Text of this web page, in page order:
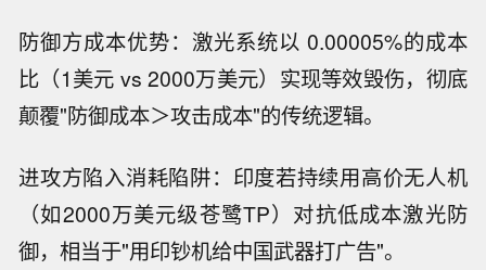
防御方成本优势：激光系统以 0.00005%的成本
比（1美元 vs 2000万美元）实现等效毁伤，彻底
颠覆"防御成本＞攻击成本"的传统逻辑。
进攻方陷入消耗陷阱：印度若持续用高价无人机
（如2000万美元级苍鹭TP）对抗低成本激光防
御，相当于"用印钞机给中国武器打广告"。